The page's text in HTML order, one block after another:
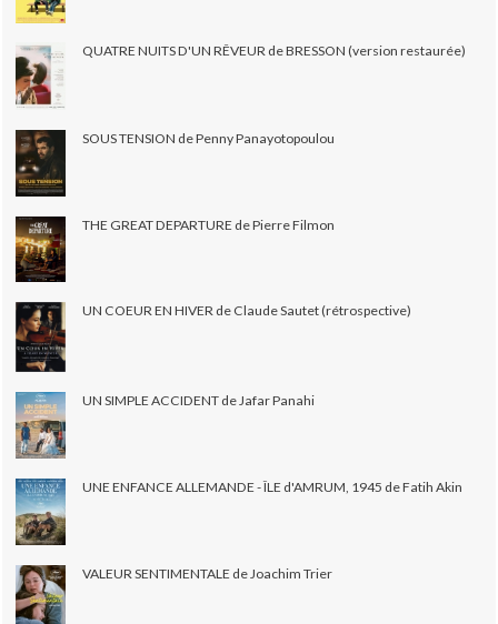
QUATRE NUITS D'UN RÊVEUR de BRESSON (version restaurée)
SOUS TENSION de Penny Panayotopoulou
THE GREAT DEPARTURE de Pierre Filmon
UN COEUR EN HIVER de Claude Sautet (rétrospective)
UN SIMPLE ACCIDENT de Jafar Panahi
UNE ENFANCE ALLEMANDE - ÎLE d'AMRUM, 1945 de Fatih Akin
VALEUR SENTIMENTALE de Joachim Trier